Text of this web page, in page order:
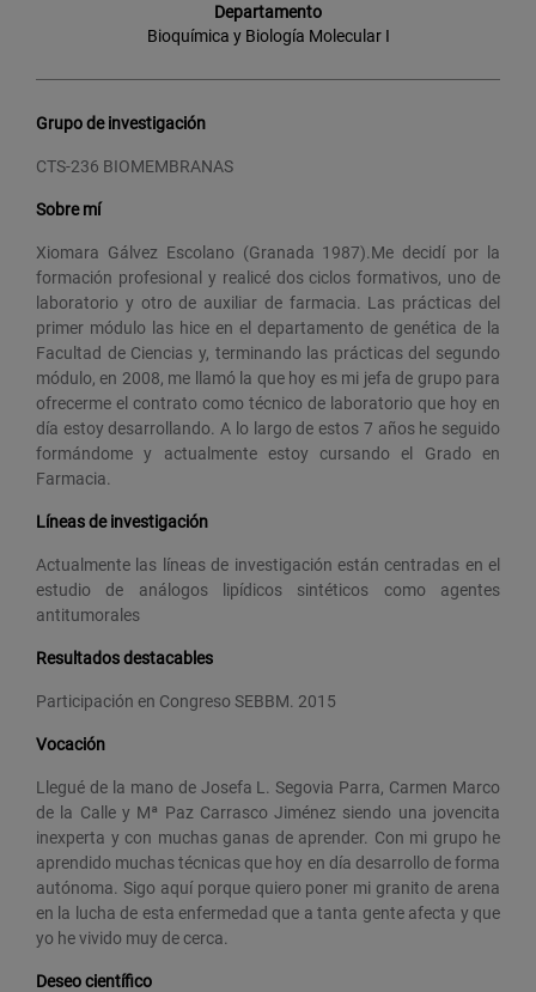
Departamento
Bioquímica y Biología Molecular I
Grupo de investigación
CTS-236 BIOMEMBRANAS
Sobre mí
Xiomara Gálvez Escolano (Granada 1987).Me decidí por la
formación profesional y realicé dos ciclos formativos, uno de
laboratorio y otro de auxiliar de farmacia. Las prácticas del
primer módulo las hice en el departamento de genética de la
Facultad de Ciencias y, terminando las prácticas del segundo
módulo, en 2008, me llamó la que hoy es mi jefa de grupo para
ofrecerme el contrato como técnico de laboratorio que hoy en
día estoy desarrollando. A lo largo de estos 7 años he seguido
formándome y actualmente estoy cursando el Grado en
Farmacia.
Líneas de investigación
Actualmente las líneas de investigación están centradas en el
estudio de análogos lipídicos sintéticos como agentes
antitumorales
Resultados destacables
Participación en Congreso SEBBM. 2015
Vocación
Llegué de la mano de Josefa L. Segovia Parra, Carmen Marco
de la Calle y Mª Paz Carrasco Jiménez siendo una jovencita
inexperta y con muchas ganas de aprender. Con mi grupo he
aprendido muchas técnicas que hoy en día desarrollo de forma
autónoma. Sigo aquí porque quiero poner mi granito de arena
en la lucha de esta enfermedad que a tanta gente afecta y que
yo he vivido muy de cerca.
Deseo científico